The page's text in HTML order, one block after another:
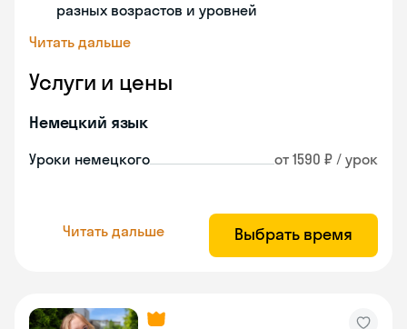
разных возрастов и уровней
Читать дальше
Услуги и цены
Немецкий язык
Уроки немецкого от 1590 ₽ / урок
Читать дальше Выбрать время